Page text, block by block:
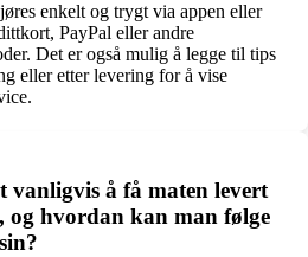
enkelt og trygt via appen eller
PayPal eller andre
Det er også mulig å legge til tips
eller etter levering for å vise
å få maten levert
og hvordan kan man følge